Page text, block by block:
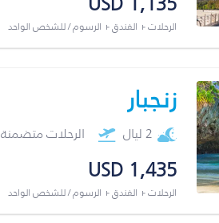
الرحلات + الفندق + الرسوم / للشخص الواحد
زنجبار
2 ليال الرحلات متضمنة
USD 1,435
الرحلات + الفندق + الرسوم / للشخص الواحد